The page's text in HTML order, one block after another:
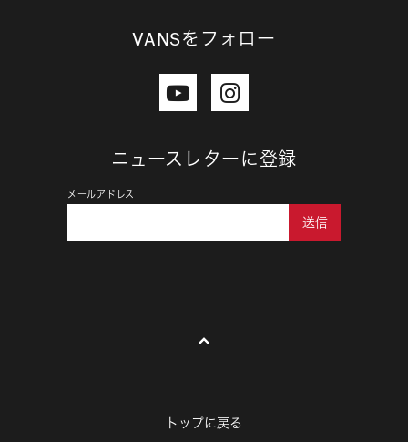
VANSをフォロー
ニュースレターに登録
メールアドレス
送信
トップに戻る